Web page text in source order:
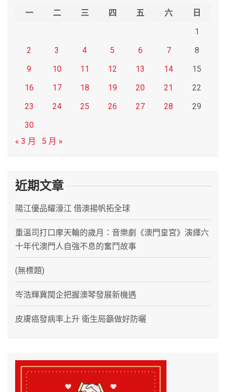
一 二 三 四 五 六
日
1
2
3 4 5 6 7
8
9
10 11 12 13 14
15
16
17 18 19 20 21
22
23
24 25 26 27 28
29
30
« 3 月
5 月 »
近期文章
陽江優品耀濠江 借澳揚帆拓全球
重溫司打口摩天輪的歲月：音樂劇《澳門皇宮》演繹六
十年代澳門人自強不息的奮鬥故事
(無標題)
岑浩輝冀閩企把握澳琴發展新機遇
皮膚癌發病率上升 衛生局籲做好防曬